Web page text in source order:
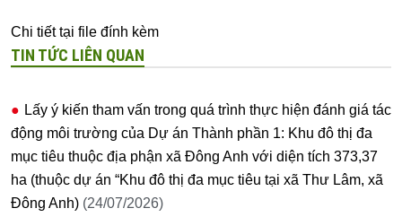
Chi tiết tại file đính kèm
TIN TỨC LIÊN QUAN
Lấy ý kiến tham vấn trong quá trình thực hiện đánh giá tác
động môi trường của Dự án Thành phần 1: Khu đô thị đa
mục tiêu thuộc địa phận xã Đông Anh với diện tích 373,37
ha (thuộc dự án “Khu đô thị đa mục tiêu tại xã Thư Lâm, xã
Đông Anh) (24/07/2026)